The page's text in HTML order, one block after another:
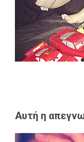
Αυτή η